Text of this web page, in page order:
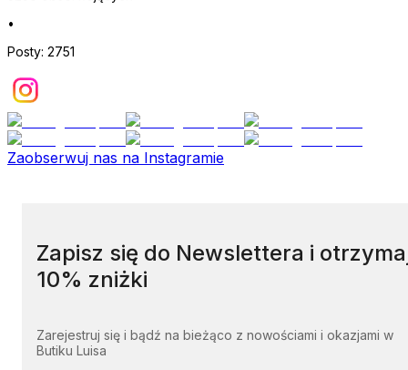
•
Posty: 2751
Zaobserwuj nas na Instagramie
Zapisz się do Newslettera i
10% zniżki
Zarejestruj się i bądź na bieżąco z nowościami i okazjami w
Butiku Luisa